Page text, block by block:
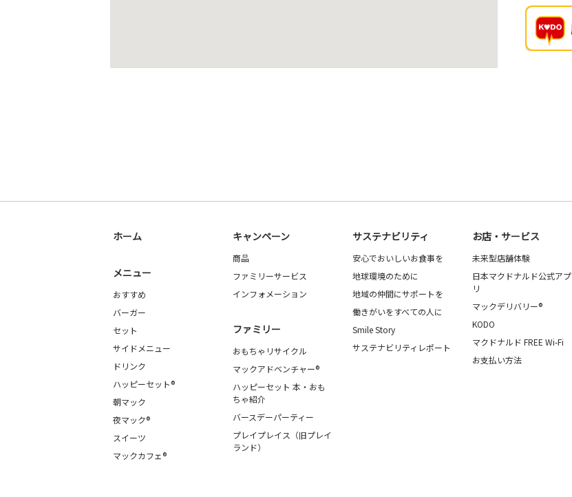
ホーム
メニュー
おすすめ
バーガー
セット
サイドメニュー
ドリンク
ハッピーセット®
朝マック
夜マック®
スイーツ
マックカフェ®
キャンペーン
商品
ファミリーサービス
インフォメーション
ファミリー
おもちゃリサイクル
マックアドベンチャー®
ハッピーセット 本・おも
ちゃ紹介
バースデーパーティー
プレイプレイス（旧プレイ
ランド）
サステナビリティ
安心でおいしいお食事を
地球環境のために
地域の仲間にサポートを
働きがいをすべての人に
Smile Story
サステナビリティレポート
お店・サービス
未来型店舗体験
日本マクドナルド公式アプ
リ
マックデリバリー®
KODO
マクドナルド FREE Wi-Fi
お支払い方法